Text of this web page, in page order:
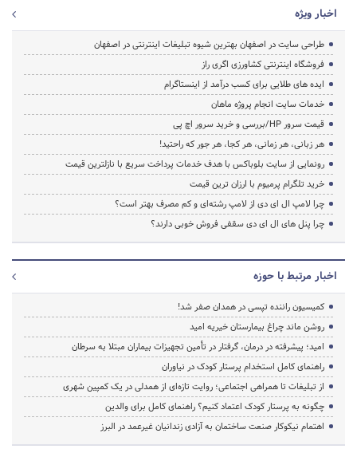
اخبار ویژه
طراحی سایت در اصفهان بهترین شیوه تبلیغات اینترنتی در اصفهان
فروشگاه اینترنتی کشاورزی اگری راز
ایده های طلایی برای کسب درآمد از اینستاگرام
خدمات سایت انجام پروژه ماهان
قیمت سرور HP/بررسی و خرید سرور اچ پی
هر زبانی، هر زمانی، هر کجا، هر جور که راحتید!
رونمایی از سایت بلوباکس با هدف خدمات پرداخت سریع با نازلترین قیمت
خرید تلگرام پرمیوم با ارزان ترین قیمت
چرا لامپ ال ای دی از لامپ رشته‌ای و کم مصرف بهتر است؟
چرا پنل های ال ای دی سقفی فروش خوبی دارند؟
اخبار مرتبط با حوزه
کمیسیون راننده تپسی در همدان صفر شد!
روشن ماند چراغ بیمارستان خیریه امید
امید؛ پیشرفته در درمان، گرفتار در تأمین تجهیزات بیماران مبتلا به سرطان
راهنمای کامل استخدام پرستار کودک در نیاوران
از تبلیغات تا همراهی اجتماعی؛ روایت تازه‌ای از همدلی در یک کمپین شهری
چگونه به پرستار کودک اعتماد کنیم؟ راهنمای کامل برای والدین
اهتمام نیکوکار صنعت ساختمان به آزادی زندانیان غیرعمد در البرز